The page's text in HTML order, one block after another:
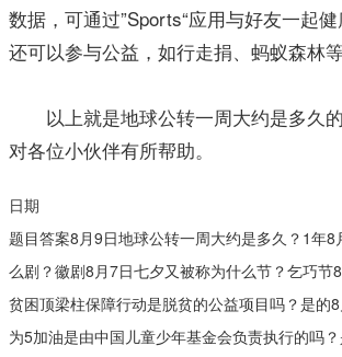
数据，可通过”Sports“应用与好友一起健
还可以参与公益，如行走捐、蚂蚁森林等
以上就是地球公转一周大约是多久
对各位小伙伴有所帮助。
日期
题目答案8月9日地球公转一周大约是多久？1年
么剧？徽剧8月7日七夕又被称为什么节？乞巧节
贫困顶梁柱保障行动是脱贫的公益项目吗？是的
为5加油是由中国儿童少年基金会负责执行的吗